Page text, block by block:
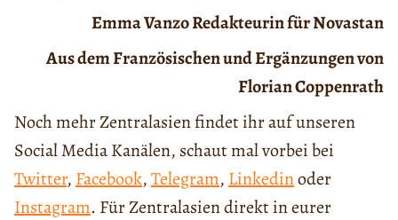
Emma VanzoRedakteurin für Novastan
Aus dem Französischen und Ergänzungen von
Florian Coppenrath
Noch mehr Zentralasien findet ihr auf unseren
Social Media Kanälen, schaut mal vorbei bei
Twitter, Facebook,Telegram, Linkedinoder
Instagram. Für Zentralasien direkt in eurer